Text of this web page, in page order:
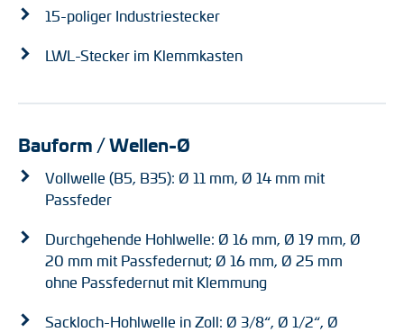
15-poliger Industriestecker
LWL-Stecker im Klemmkasten
Bauform / Wellen-Ø
Vollwelle (B5, B35): Ø 11 mm, Ø 14 mm mit
Passfeder
Durchgehende Hohlwelle: Ø 16 mm, Ø 19 mm, Ø
20 mm mit Passfedernut; Ø 16 mm, Ø 25 mm
ohne Passfedernut mit Klemmung
Sackloch-Hohlwelle in Zoll: Ø 3/8“, Ø 1/2“, Ø